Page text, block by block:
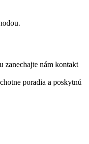
zanechajte nám kontakt
poradia a poskytnú